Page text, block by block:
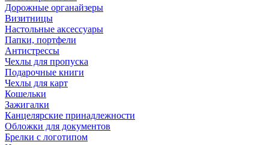
Дорожные органайзеры
Визитницы
Настольные аксессуары
Папки, портфели
Антистрессы
Чехлы для пропуска
Подарочные книги
Чехлы для карт
Кошельки
Зажигалки
Канцелярские принадлежности
Обложки для документов
Брелки с логотипом